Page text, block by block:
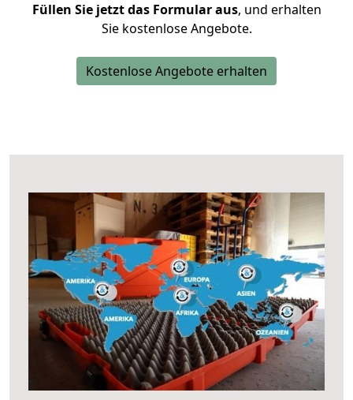
Füllen Sie jetzt das Formular aus, und erhalten
Sie kostenlose Angebote.
Kostenlose Angebote erhalten